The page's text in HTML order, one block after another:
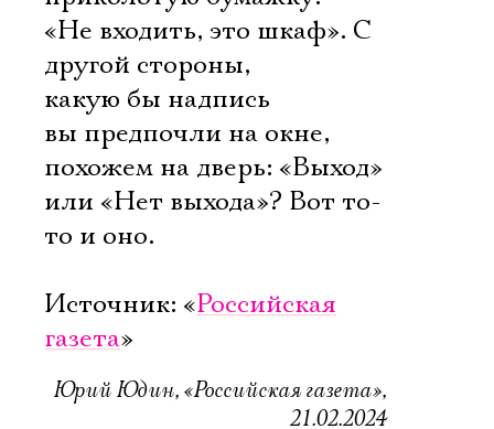
«Не входить, это шкаф». С
другой стороны,
какую бы надпись
вы предпочли на окне,
похожем на дверь: «Выход»
или «Нет выхода»? Вот то-
то и оно.
Источник: «Российская
газета»
Юрий Юдин, «Российская газета»,
21.02.2024